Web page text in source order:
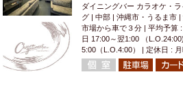
ダイニングバー カラオケ・
グ | 中部 | 沖縄市・うるま市
市場から車で３分 | 平均予算
日 17:00～翌1:00 （
5:00（L.O.4:00） | 定休日 :